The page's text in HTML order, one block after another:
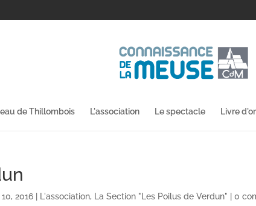
de Thillombois L'association Le spectacle Livre d'or
2016 | L'association, La Section "Les Poilus de Verdun" |0